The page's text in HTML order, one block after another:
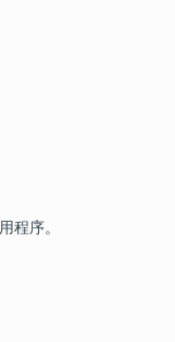
程序。